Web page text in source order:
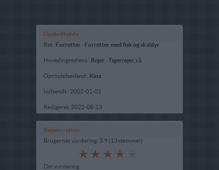
Opskriftsinfo
Ret : Forretter - Forretter med fisk og skaldyr
Hovedingrediens : Rejer -Tigerrejer, rå
Oprindelsesland : Kina
Indsendt : 2002-01-01
Redigeret: 2022-08-13
Bedøm retten
Brugernes vurdering: 3.9 (13 stemmer)
Din vurdering: